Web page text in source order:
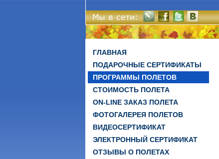
ГЛАВНАЯ
ПОДАРОЧНЫЕ СЕРТИФИКАТЫ
ПРОГРАММЫ ПОЛЕТОВ
СТОИМОСТЬ ПОЛЕТА
ON-LINE ЗАКАЗ ПОЛЕТА
ФОТОГАЛЕРЕЯ ПОЛЕТОВ
ВИДЕОСЕРТИФИКАТ
ЭЛЕКТРОННЫЙ СЕРТИФИКАТ
ОТЗЫВЫ О ПОЛЕТАХ